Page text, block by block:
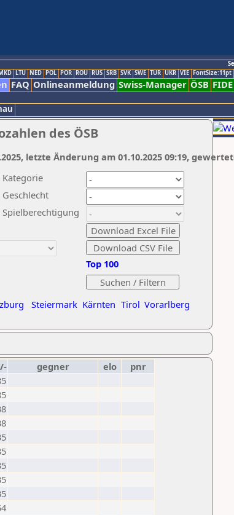
LTU NED POL POR ROU RUS SRB SVK SWE TUR UKR VIE FontSize:11pt
FAQ Onlineanmeldung Swiss-Manager ÖSB FIDE
des ÖSB
Kategorie
Geschlecht
Spielberechtigung
Steiermark Kärnten Tirol Vorarlberg
Top 100
letzte Änderung am 01.10.2025 09:19,
gegner elo
pnr